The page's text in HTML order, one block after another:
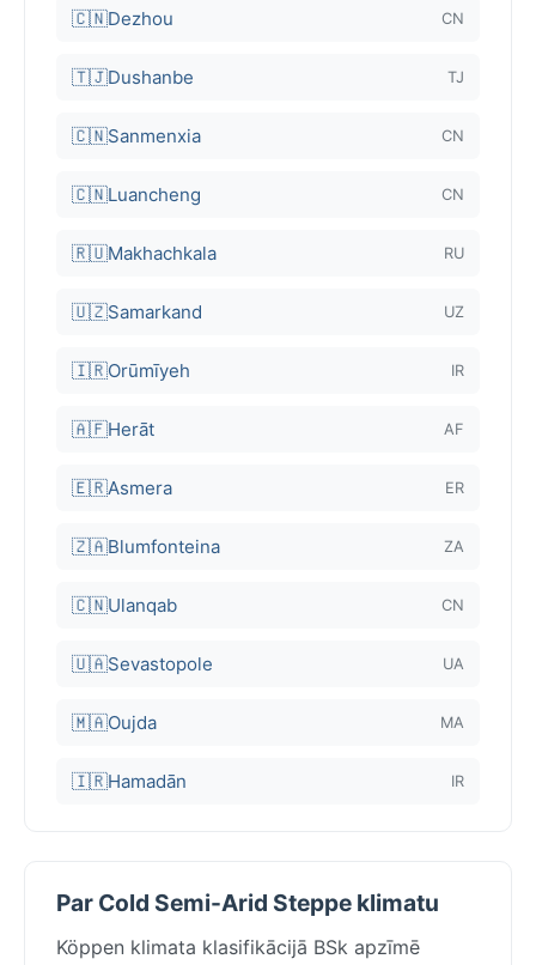
🇨🇳Dezhou CN
🇹🇯Dushanbe TJ
🇨🇳Sanmenxia CN
🇨🇳Luancheng CN
🇷🇺Makhachkala RU
🇺🇿Samarkand UZ
🇮🇷Orūmīyeh IR
🇦🇫Herāt AF
🇪🇷Asmera ER
🇿🇦Blumfonteina ZA
🇨🇳Ulanqab CN
🇺🇦Sevastopole UA
🇲🇦Oujda MA
🇮🇷Hamadān IR
Par Cold Semi-Arid Steppe klimatu
Köppen klimata klasifikācijā BSk apzīmē